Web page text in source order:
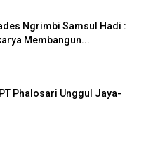
Ngrimbi Samsul Hadi :
Membangun...
Phalosari Unggul Jaya-